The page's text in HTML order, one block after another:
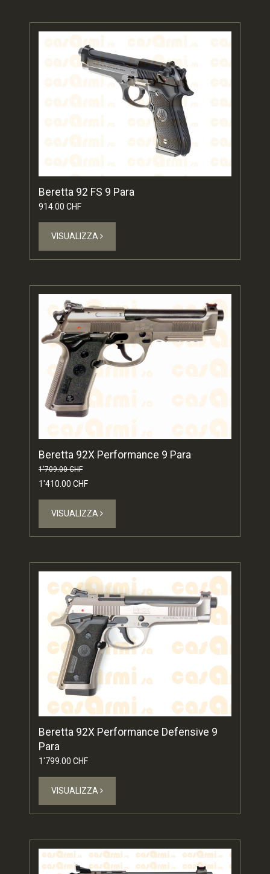
Beretta 92 FS 9 Para
914.00 CHF
VISUALIZZA
Beretta 92X Performance 9 Para
1'709.00 CHF
1'410.00 CHF
VISUALIZZA
Beretta 92X Performance Defensive 9
Para
1'799.00 CHF
VISUALIZZA